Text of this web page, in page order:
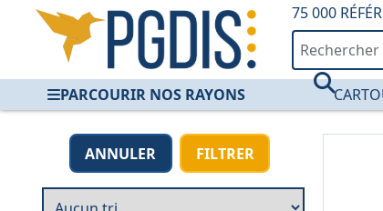
75 000
PARCOURIR NOS RAYONS
Outillages &
ANNULER FILTRER